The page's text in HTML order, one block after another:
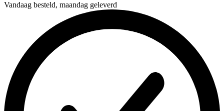
Vandaag besteld, maandag geleverd